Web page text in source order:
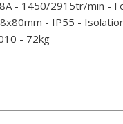
- 1450/2915tr/min -
- IP55 - Isolation
- 72kg